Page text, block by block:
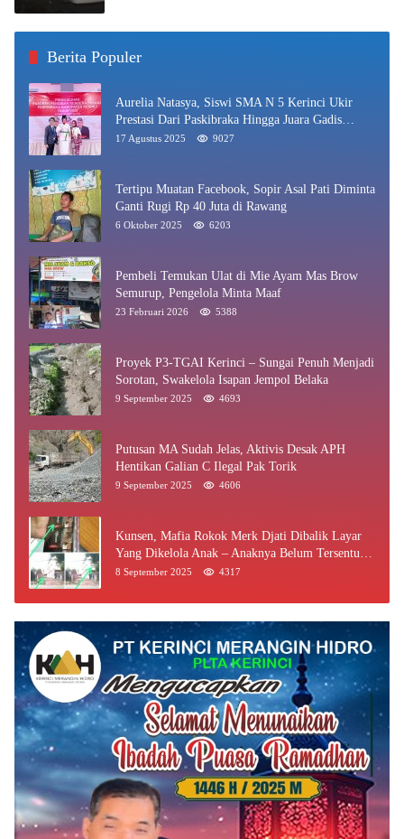
Berita Populer
Aurelia Natasya, Siswi SMA N 5 Kerinci Ukir
Prestasi Dari Paskibraka Hingga Juara Gadis
Kerinci 2025
17 Agustus 2025 9027
Tertipu Muatan Facebook, Sopir Asal Pati Diminta
Ganti Rugi Rp 40 Juta di Rawang
6 Oktober 2025 6203
Pembeli Temukan Ulat di Mie Ayam Mas Brow
Semurup, Pengelola Minta Maaf
23 Februari 2026 5388
Proyek P3-TGAI Kerinci – Sungai Penuh Menjadi
Sorotan, Swakelola Isapan Jempol Belaka
9 September 2025 4693
Putusan MA Sudah Jelas, Aktivis Desak APH
Hentikan Galian C Ilegal Pak Torik
9 September 2025 4606
Kunsen, Mafia Rokok Merk Djati Dibalik Layar
Yang Dikelola Anak – Anaknya Belum Tersentuh
Bea Cukai Jambi
8 September 2025 4317